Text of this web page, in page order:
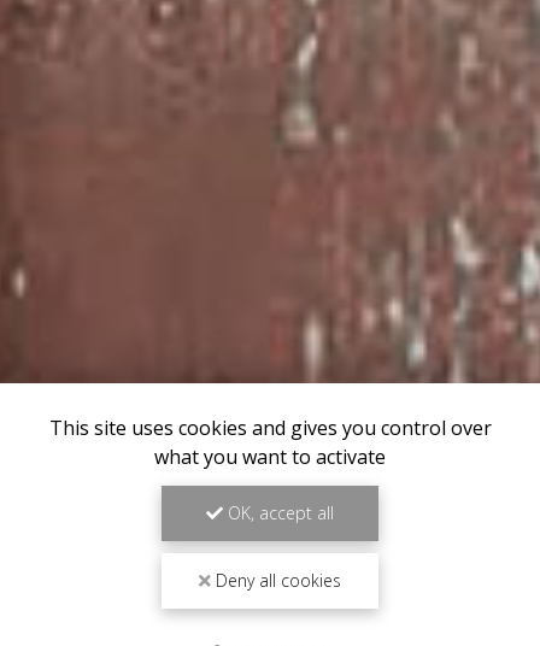
This site uses cookies and gives you control over
what you want to activate
OK, accept all
Deny all cookies